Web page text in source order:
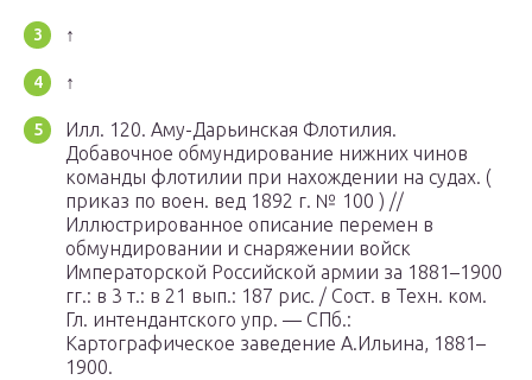
↑
↑
Илл. 120. Аму-Дарьинская Флотилия.
Добавочное обмундирование нижних чинов
команды флотилии при нахождении на судах. (
приказ по воен. вед 1892 г. № 100 ) //
Иллюстрированное описание перемен в
обмундировании и снаряжении войск
Императорской Российской армии за 1881–1900
гг.: в 3 т.: в 21 вып.: 187 рис. / Сост. в Техн. ком.
Гл. интендантского упр. — СПб.:
Картографическое заведение А.Ильина, 1881–
1900.